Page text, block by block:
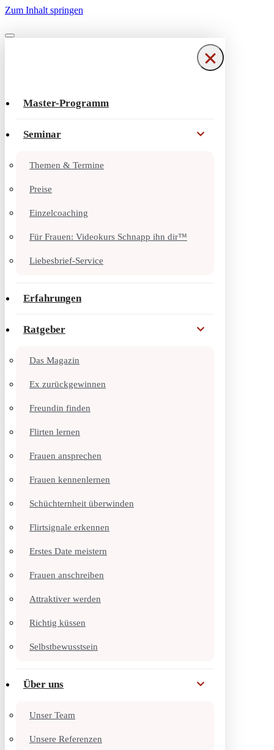
Zum Inhalt springen
Navigationsmenü
Navigationsmenü
Master-Programm
Seminar
Themen & Termine
Preise
Einzelcoaching
Für Frauen: Videokurs Schnapp ihn dir™
Liebesbrief-Service
Erfahrungen
Ratgeber
Das Magazin
Ex zurückgewinnen
Freundin finden
Flirten lernen
Frauen ansprechen
Frauen kennenlernen
Schüchternheit überwinden
Flirtsignale erkennen
Erstes Date meistern
Frauen anschreiben
Attraktiver werden
Richtig küssen
Selbstbewusstsein
Über uns
Unser Team
Unsere Referenzen